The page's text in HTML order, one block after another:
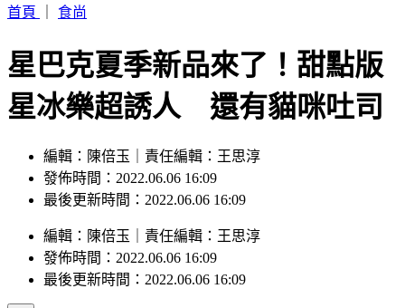
首頁
食尚
星巴克夏季新品來了！甜點版
星冰樂超誘人 還有貓咪吐司
編輯：陳倍玉｜責任編輯：王思淳
發佈時間：2022.06.06 16:09
最後更新時間：2022.06.06 16:09
編輯 ： 陳倍玉 責任編輯 ： 王思淳
發佈時間： 2022.06.06 16:09
最後更新時間： 2022.06.06 16:09